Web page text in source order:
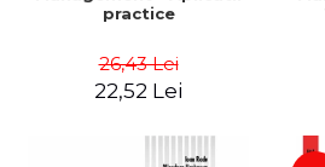
practice
26,43 Lei
22,52 Lei